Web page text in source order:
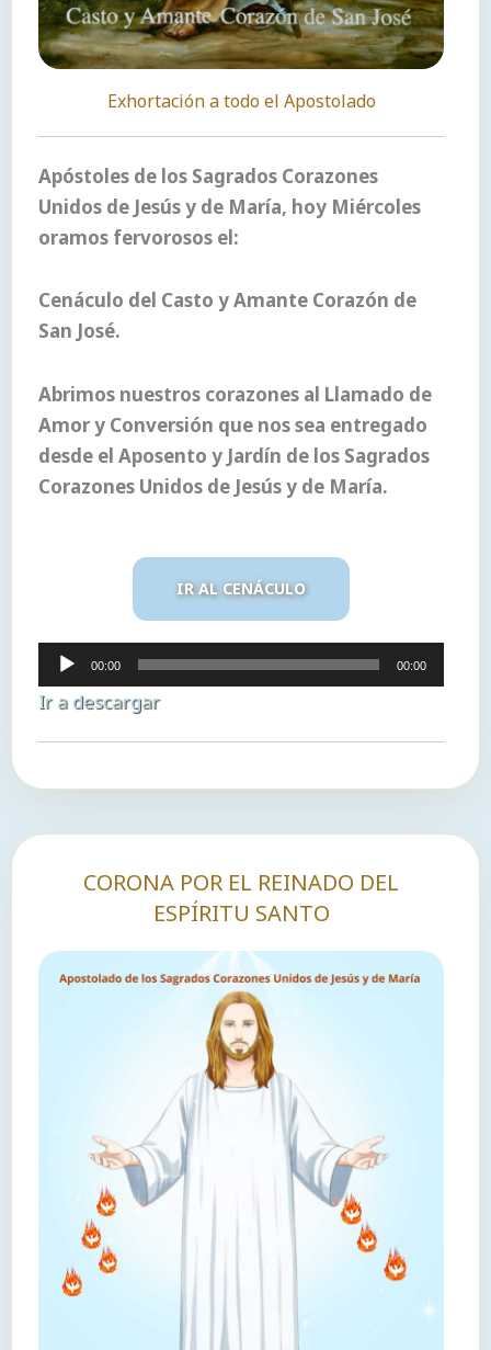
Exhortación a todo el Apostolado
Apóstoles de los Sagrados Corazones
Unidos de Jesús y de María, hoy Miércoles
oramos fervorosos el:
Cenáculo del Casto y Amante Corazón de
San José.
Abrimos nuestros corazones al Llamado de
Amor y Conversión que nos sea entregado
desde el Aposento y Jardín de los Sagrados
Corazones Unidos de Jesús y de María.
IR AL CENÁCULO
Reproductor
de
audio
00:00 00:00
Ir a descargar
CORONA POR EL REINADO DEL
ESPÍRITU SANTO